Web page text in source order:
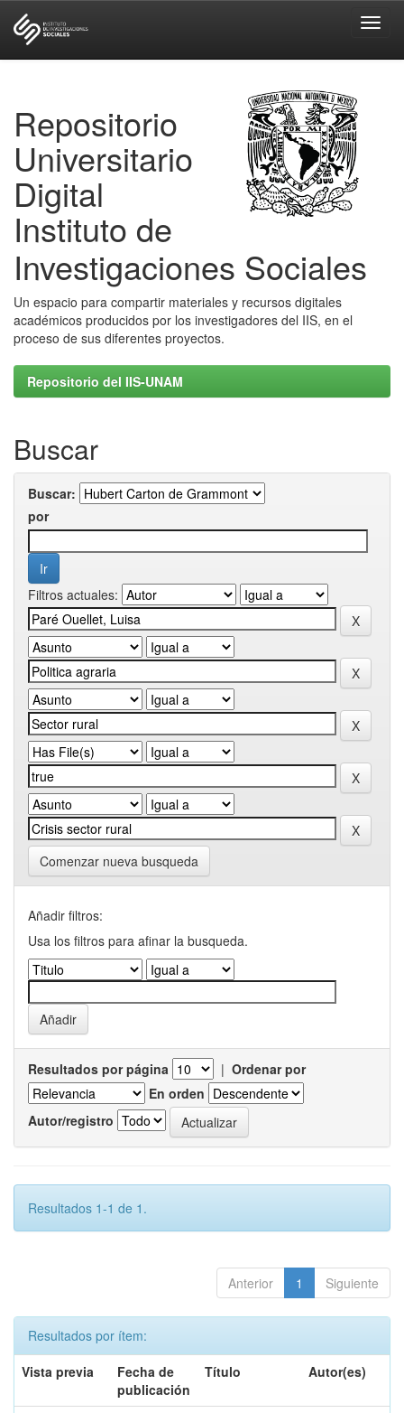
Repositorio
Universitario
Digital
Instituto de
Investigaciones Sociales
Un espacio para compartir materiales y recursos digitales
académicos producidos por los investigadores del IIS, en el
proceso de sus diferentes proyectos.
Repositorio del IIS-UNAM
Buscar
Buscar:
por
Filtros actuales:
Comenzar nueva busqueda
Añadir filtros:
Usa los filtros para afinar la busqueda.
Resultados por página | Ordenar por
En orden
Autor/registro
Resultados 1-1 de 1.
Anterior 1 Siguiente
Resultados por ítem:
Vista previa
Fecha de
publicación
Título Autor(es)